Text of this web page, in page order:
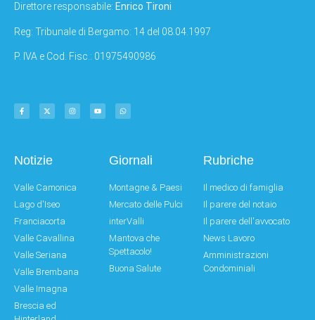
Direttore responsabile: Enrico Tironi
Reg: Tribunale di Bergamo: 14 del 08.04.1997
P. IVA e Cod. Fisc.: 01975490986
Notizie
Valle Camonica
Lago d'Iseo
Franciacorta
Valle Cavallina
Valle Seriana
Valle Brembana
Valle Imagna
Brescia ed
Giornali
Montagne & Paesi
Mercato delle Pulci
interValli
Mantova che
Spettacolo!
Buona Salute
Rubriche
Il medico di famiglia
Il parere del notaio
Il parere dell'avvocato
News Lavoro
Amministrazioni
Condominiali